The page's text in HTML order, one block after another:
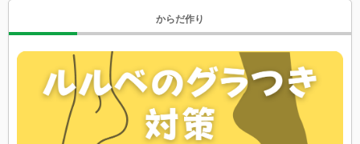
からだ作り